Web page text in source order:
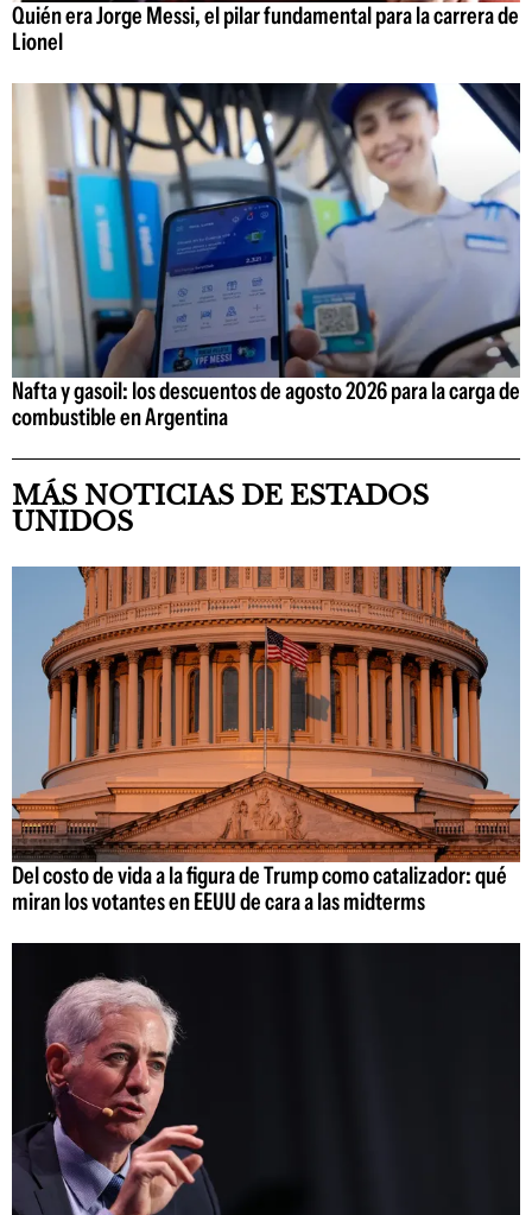
Quién era Jorge Messi, el pilar fundamental para la carrera de
Lionel
Nafta y gasoil: los descuentos de agosto 2026 para la carga de
combustible en Argentina
MÁS NOTICIAS DE ESTADOS
UNIDOS
Del costo de vida a la figura de Trump como catalizador: qué
miran los votantes en EEUU de cara a las midterms